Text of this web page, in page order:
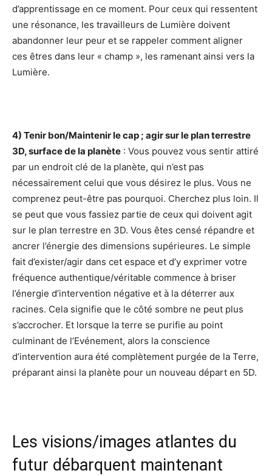
d’apprentissage en ce moment. Pour ceux qui ressentent
une résonance, les travailleurs de Lumière doivent
abandonner leur peur et se rappeler comment aligner
ces êtres dans leur « champ », les ramenant ainsi vers la
Lumière.
4) Tenir bon/Maintenir le cap ; agir sur le plan terrestre
3D, surface de la planète : Vous pouvez vous sentir attiré
par un endroit clé de la planète, qui n’est pas
nécessairement celui que vous désirez le plus. Vous ne
comprenez peut-être pas pourquoi. Cherchez plus loin. Il
se peut que vous fassiez partie de ceux qui doivent agit
sur le plan terrestre en 3D. Vous êtes censé répandre et
ancrer l’énergie des dimensions supérieures. Le simple
fait d’exister/agir dans cet espace et d’y exprimer votre
fréquence authentique/véritable commence à briser
l’énergie d’intervention négative et à la déterrer aux
racines. Cela signifie que le côté sombre ne peut plus
s’accrocher. Et lorsque la terre se purifie au point
culminant de l’Evénement, alors la conscience
d’intervention aura été complètement purgée de la Terre,
préparant ainsi la planète pour un nouveau départ en 5D.
Les visions/images atlantes du
futur débarquent maintenant